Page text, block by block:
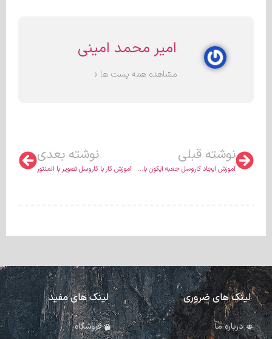
امیر محمد امینی
مشاهده همه پست ها »
نوشته قبلی
آموزش ایجاد کاروسل جعبه آیکون با المنتور
نوشته بعدی
آموزش کار با کاروسل تصویر با المنتور
لینک های ضروری
درباره ما
لینک های مفید
فروشگاه